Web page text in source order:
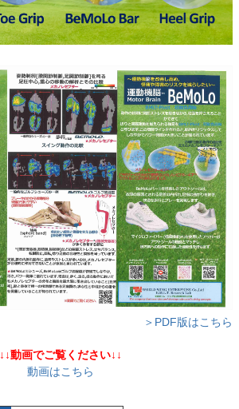
＞PDF版はこちら
↓↓動画でご覧ください↓↓
動画はこちら